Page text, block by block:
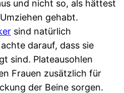
und nicht so, als hättest
gehabt.
sind natürlich
darauf, dass sie
sind. Plateausohlen
Frauen zusätzlich für
der Beine sorgen.